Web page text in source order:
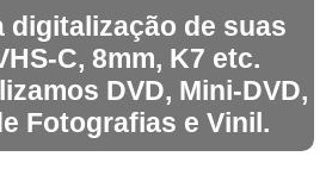
digitalização de suas
C, 8mm, K7 etc.
DVD, Mini-DVD,
Fotografias e Vinil.